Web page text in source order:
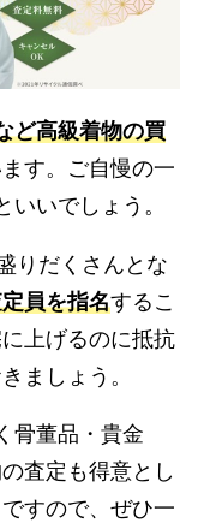
ど高級着物の買
す。ご自慢の一
いでしょう。
りだくさんとな
員を指名するこ
上げるのに抵抗
ましょう。
骨董品・貴金
査定も得意とし
すので、ぜひ一